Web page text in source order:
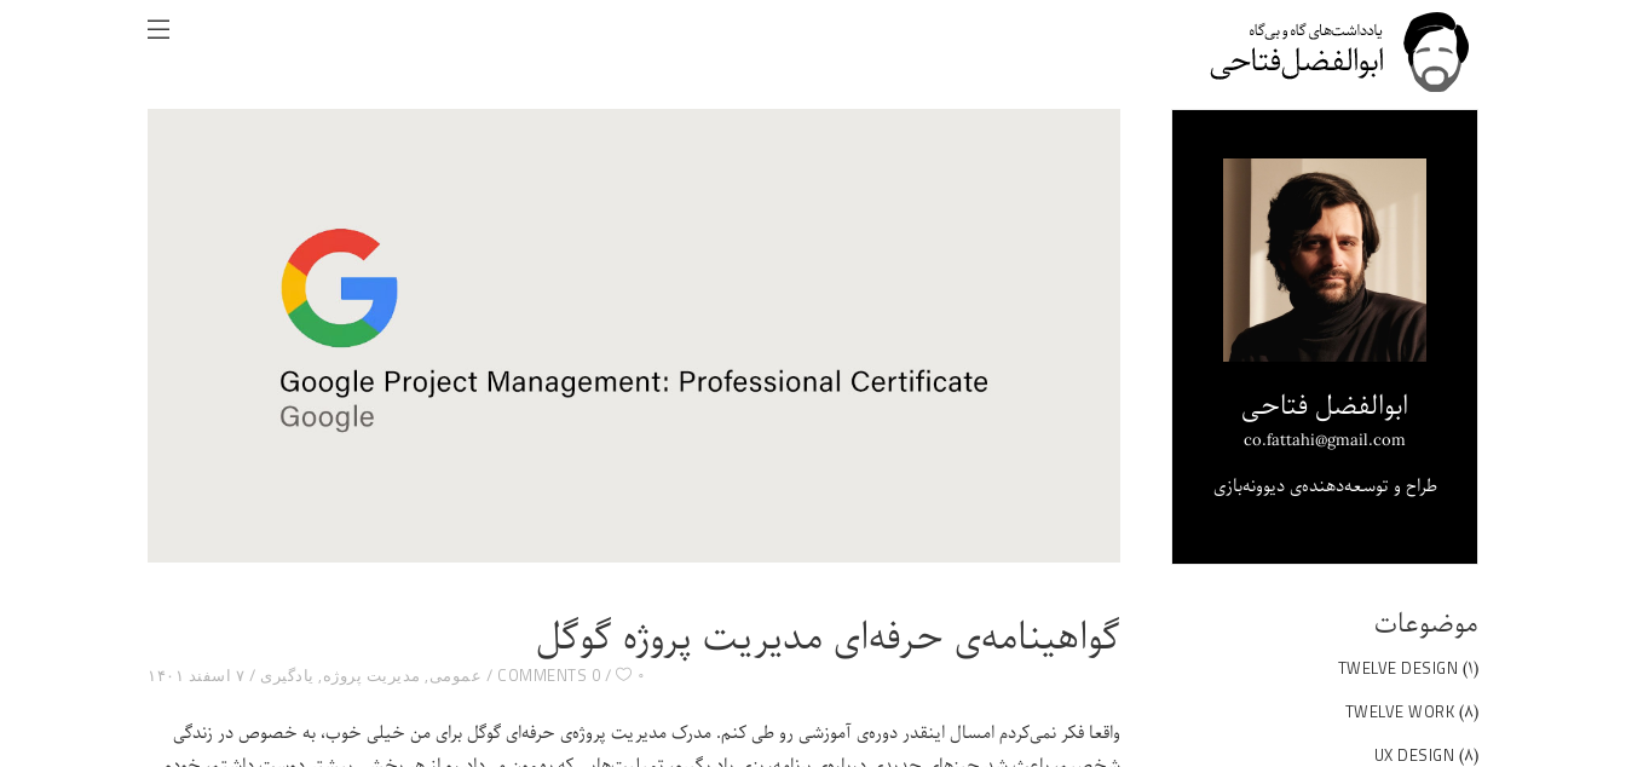
گواهینامه‌ی حرفه‌ای مدیریت پروژه گوگل
۷ اسفند ۱۴۰۱ عمومی, مدیریت پروژه, یادگیری 0 COMMENTS ۰
واقعا فکر نمی‌کردم امسال اینقدر دوره‌ی آموزشی رو طی کنم. مدرک مدیریت پروژه‌ی حرفه‌ای گوگل برای من خیلی خوب، به خصوص در زندگی
ابوالفضل فتاحی
co.fattahi@gmail.com
طراح و توسعه‌دهنده‌ی دیوونه‌بازی
موضوعات
TWELVE DESIGN (۱)
TWELVE WORK (۸)
UX DESIGN (۸)